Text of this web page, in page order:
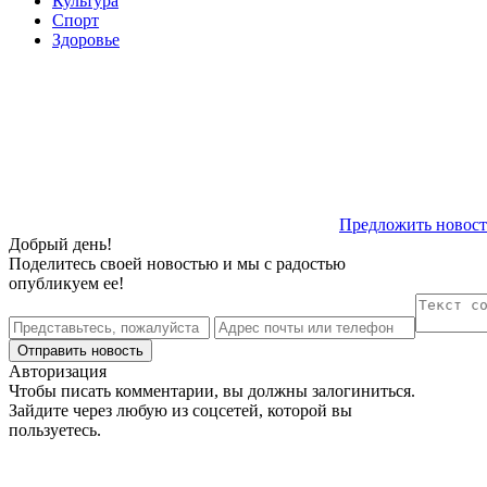
Спорт
Здоровье
Предложить
Добрый день!
Поделитесь своей новостью и мы с радостью
опубликуем ее!
Авторизация
Чтобы писать комментарии, вы должны залогиниться.
Зайдите через любую из соцсетей, которой вы
пользуетесь.